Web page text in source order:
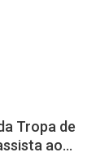
Tropa de
ao…